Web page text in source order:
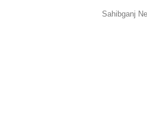
Sahibganj